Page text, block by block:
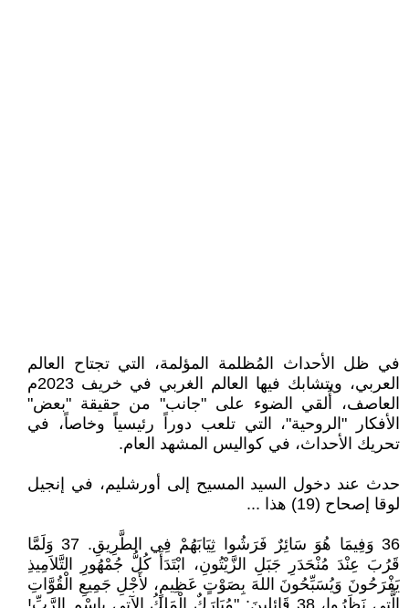
في ظل الأحداث المُظلمة المؤلمة، التي تجتاح العالم
العربي، ويتشابك فيها العالم الغربي في خريف 2023م
العاصف، أُلقي الضوء على "جانب" من حقيقة "بعض"
الأفكار "الروحية"، التي تلعب دوراً رئيسياً وخاصاً، في
تحريك الأحداث، في كواليس المشهد العام.
حدث عند دخول السيد المسيح إلى أورشليم، في إنجيل
لوقا إصحاح (19) هذا ...
36 وَفِيمَا هُوَ سَائِرٌ فَرَشُوا ثِيَابَهُمْ فِي الطَّرِيقِ. 37 وَلَمَّا
قَرُبَ عِنْدَ مُنْحَدَرِ جَبَلِ الزَّيْتُونِ، ابْتَدَأَ كُلُّ جُمْهُورِ التَّلاَمِيذِ
يَفْرَحُونَ وَيُسَبِّحُونَ اللهَ بِصَوْتٍ عَظِيمٍ، لأَجْلِ جَمِيعِ الْقُوَّاتِ